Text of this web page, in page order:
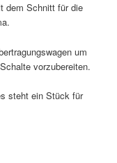
dem Schnitt für die
um
vorzubereiten.
steht ein Stück für